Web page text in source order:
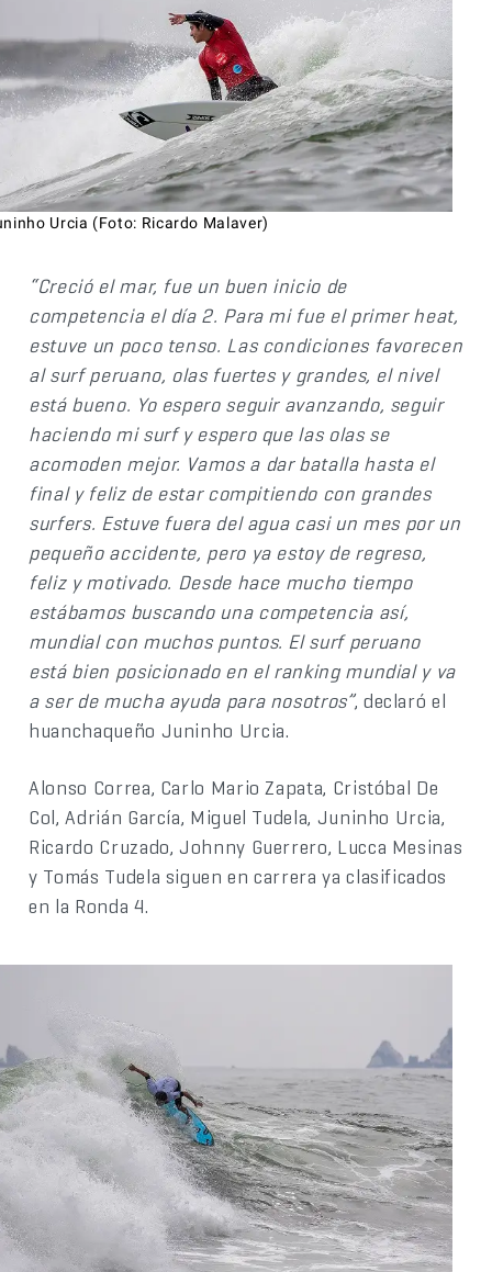
Urcia (Foto: Ricardo Malaver)
“Creció el mar, fue un buen inicio de
competencia el día 2. Para mi fue el primer heat,
estuve un poco tenso. Las condiciones favorecen
al surf peruano, olas fuertes y grandes, el nivel
está bueno. Yo espero seguir avanzando, seguir
haciendo mi surf y espero que las olas se
acomoden mejor. Vamos a dar batalla hasta el
final y feliz de estar compitiendo con grandes
surfers. Estuve fuera del agua casi un mes por un
pequeño accidente, pero ya estoy de regreso,
feliz y motivado. Desde hace mucho tiempo
estábamos buscando una competencia así,
mundial con muchos puntos. El surf peruano
está bien posicionado en el ranking mundial y va
a ser de mucha ayuda para nosotros”, declaró el
huanchaqueño Juninho Urcia.
Alonso Correa, Carlo Mario Zapata, Cristóbal De
Col, Adrián García, Miguel Tudela, Juninho Urcia,
Ricardo Cruzado, Johnny Guerrero, Lucca Mesinas
y Tomás Tudela siguen en carrera ya clasificados
en la Ronda 4.